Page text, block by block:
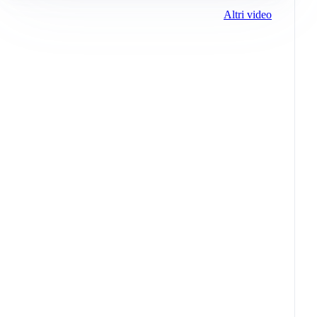
Altri video